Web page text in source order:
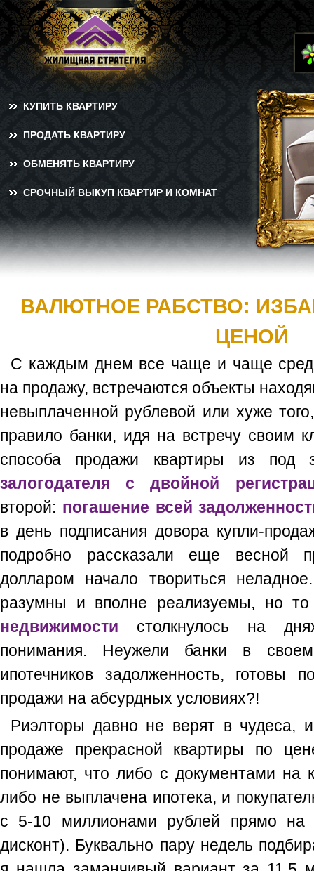
КУПИТЬ КВАРТИРУ
ПРОДАТЬ КВАРТИРУ
ОБМЕНЯТЬ КВАРТИРУ
СРОЧНЫЙ ВЫКУП КВАРТИР И КОМНАТ
ВАЛЮТНОЕ РАБСТВО:
ЦЕНОЙ
С каждым днем все чаще и чаще
на продажу, встречаются объекты
невыплаченной рублевой или хуже
правило банки, идя на встречу своим
способа продажи квартиры из под
залогодателя с двойной
второй: погашение всей
в день подписания довора купли-
подробно рассказали еще весной
долларом начало твориться
разумны и вполне реализуемы, но
недвижимости столкнулось на
понимания. Неужели банки в
ипотечников задолженность, готовы
продажи на абсурдных условиях?!
Риэлторы давно не верят в чудеса,
продаже прекрасной квартиры по
понимают, что либо с документами на
либо не выплачена ипотека, и
с 5-10 миллионами рублей прямо на
дисконт). Буквально пару недель